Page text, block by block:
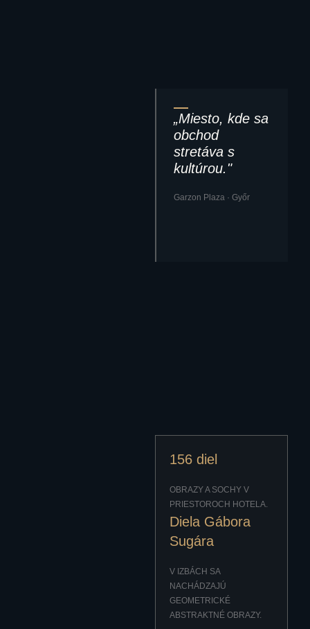
„Miesto, kde sa
obchod
stretáva s
kultúrou."
Garzon Plaza · Győr
156 diel
OBRAZY A SOCHY V
PRIESTOROCH HOTELA.
Diela Gábora
Sugára
V IZBÁCH SA
NACHÁDZAJÚ
GEOMETRICKÉ
ABSTRAKTNÉ OBRAZY.